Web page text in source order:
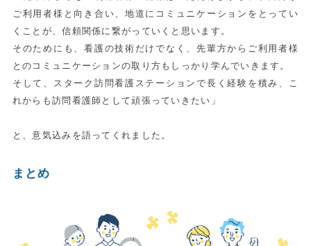
ご利用者様と向き合い、地道にコミュニケーションをとってい
くことが、信頼関係に繋がっていくと思います。
そのためにも、看護の技術だけでなく、先輩方からご利用者様
とのコミュニケーションの取り方もしっかり学んでいきます。
そして、スターク訪問看護ステーションで長く経験を積み、こ
れからも訪問看護師として頑張っていきたい」
と、意気込みを語ってくれました。
まとめ